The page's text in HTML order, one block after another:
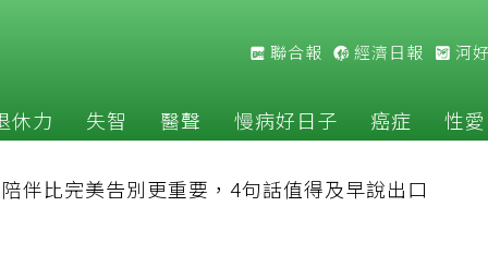
聯合報 經濟日報 河
休力 失智 醫聲 慢病好日子 癌症 性愛
伴比完美告別更重要，4句話值得及早說出口